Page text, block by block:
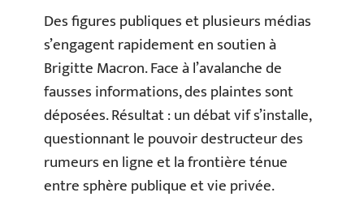
Des figures publiques et plusieurs médias
s’engagent rapidement en soutien à
Brigitte Macron. Face à l’avalanche de
fausses informations, des plaintes sont
déposées. Résultat : un débat vif s’installe,
questionnant le pouvoir destructeur des
rumeurs en ligne et la frontière ténue
entre sphère publique et vie privée.